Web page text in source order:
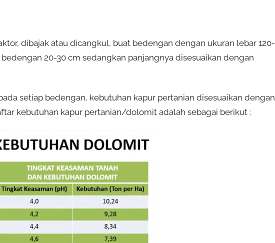
dibajak atau dicangkul, buat bedengan dengan ukuran lebar 120-
20-30 cm sedangkan panjangnya disesuaikan dengan
setiap bedengan, kebutuhan kapur pertanian disesuaikan dengan
kebutuhan kapur pertanian/dolomit adalah sebagai berikut :